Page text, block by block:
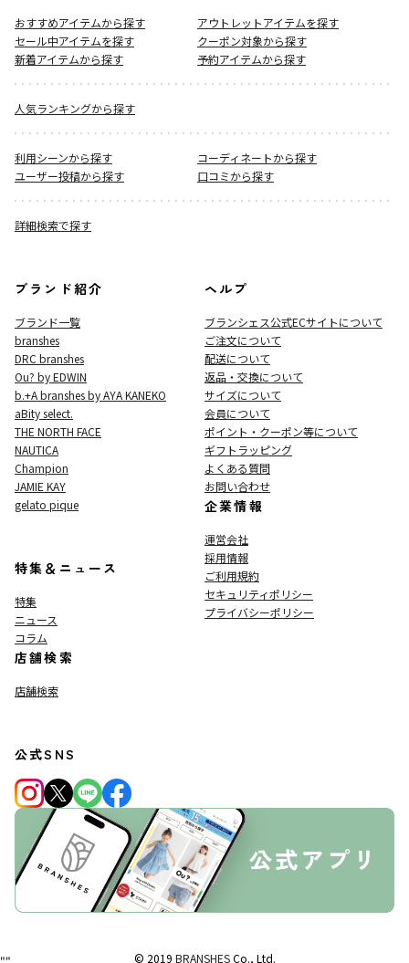
おすすめアイテムから探す
アウトレットアイテムを探す
セール中アイテムを探す
クーポン対象から探す
新着アイテムから探す
予約アイテムから探す
人気ランキングから探す
利用シーンから探す
コーディネートから探す
ユーザー投稿から探す
口コミから探す
詳細検索で探す
ブランド紹介
ブランド一覧
branshes
DRC branshes
Ou? by EDWIN
b.+A branshes by AYA KANEKO
aBity select.
THE NORTH FACE
NAUTICA
Champion
JAMIE KAY
gelato pique
特集＆ニュース
特集
ニュース
コラム
店舗検索
店舗検索
ヘルプ
ブランシェス公式ECサイトについて
ご注文について
配送について
返品・交換について
サイズについて
会員について
ポイント・クーポン等について
ギフトラッピング
よくある質問
お問い合わせ
企業情報
運営会社
採用情報
ご利用規約
セキュリティポリシー
プライバシーポリシー
公式SNS
© 2019 BRANSHESCo., Ltd.